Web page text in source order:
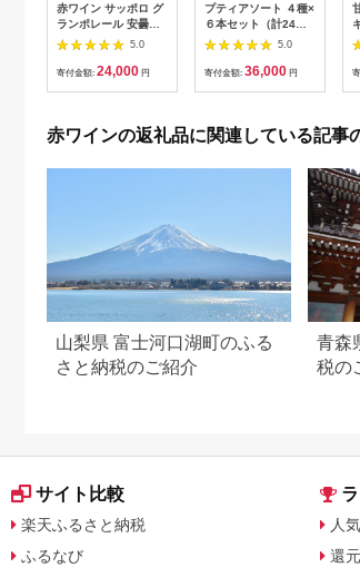
赤ワイン サッポロ グ
ランポレール 安曇野
池田ヴィンヤード「メ
ルロー」 750ml [ナチ
ュラルマルシェ ソヨ
ボディ 濃厚 凝縮 お酒
5.0
寄付金額: 24,000 円
プティアソート ４種×
６本セット（計24
本）
5.0
寄付金額: 36,000 円
赤ワインの返礼品に関連している記事
山梨県 富士河口湖町のふる
さと納税のご紹介
青森
税の
サイト比較
楽天ふるさと納税
ふるなび
人
還